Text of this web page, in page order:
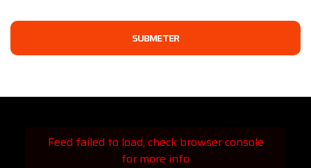
SUBMETER
Feed failed to load, check browser console
for more info